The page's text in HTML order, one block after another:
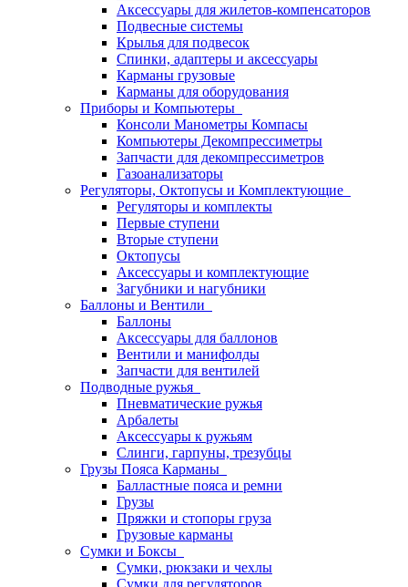
Аксессуары для жилетов-компенсаторов
Подвесные системы
Крылья для подвесок
Спинки, адаптеры и аксессуары
Карманы грузовые
Карманы для оборудования
Приборы и Компьютеры
Консоли Манометры Компасы
Компьютеры Декомпрессиметры
Запчасти для декомпрессиметров
Газоанализаторы
Регуляторы, Октопусы и Комплектующие
Регуляторы и комплекты
Первые ступени
Вторые ступени
Октопусы
Аксессуары и комплектующие
Загубники и нагубники
Баллоны и Вентили
Баллоны
Аксессуары для баллонов
Вентили и манифолды
Запчасти для вентилей
Подводные ружья
Пневматические ружья
Арбалеты
Аксессуары к ружьям
Слинги, гарпуны, трезубцы
Грузы Пояса Карманы
Балластные пояса и ремни
Грузы
Пряжки и стопоры груза
Грузовые карманы
Сумки и Боксы
Сумки, рюкзаки и чехлы
Сумки для регуляторов